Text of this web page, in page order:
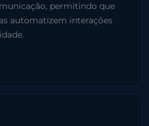
permitindo que
automatizem interações